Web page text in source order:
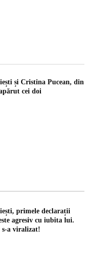
și Cristina Pucean, din
cei doi
primele declarații
agresiv cu iubita lui.
a viralizat!